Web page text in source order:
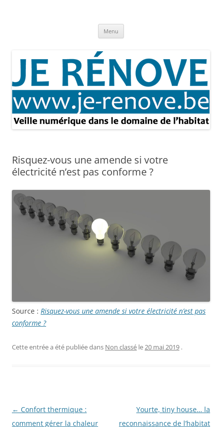
Menu
Risquez-vous une amende si votre
électricité n’est pas conforme ?
Source : Risquez-vous une amende si votre électricité n’est pas
conforme ?
Cette entrée a été publiée dans Non classé le20 mai 2019 .
Navigation
des
← Confort thermique :
comment gérer la chaleur
Yourte, tiny house… la
reconnaissance de l’habitat